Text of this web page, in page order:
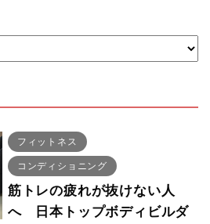
フィットネス
コンディショニング
筋トレの疲れが抜けない人
へ 日本トップボディビルダ